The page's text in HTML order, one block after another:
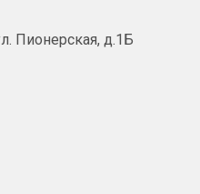
Пионерская, д.1Б